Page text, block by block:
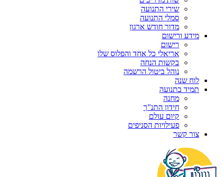
שירי התנועה
סמלי התנועה
מדור חודש ארגון
מידע ורישום
רישום
אריאלי כל אחד והפלוס שלו
בקשות הנחה
נוהל ביטול הרשמה
לוח שנה
תמיד בתנועה
מחנה
חידון התנ”ך
קיום עולם
פעילויות הסניפים
צור קשר